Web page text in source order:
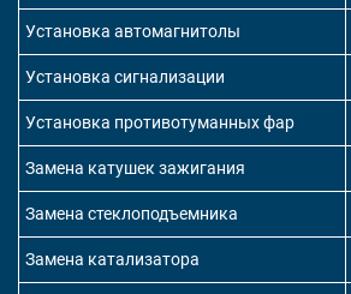
Установка автомагнитолы
Установка сигнализации
Установка противотуманных фар
Замена катушек зажигания
Замена стеклоподъемника
Замена катализатора